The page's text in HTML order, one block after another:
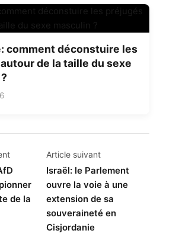
comment déconstuire les
de la taille du sexe
de la
Article suivant
Israël: le Parlement
ouvre la voie à une
extension de sa
souveraineté en
Cisjordanie